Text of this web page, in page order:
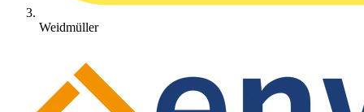
Weidmüller